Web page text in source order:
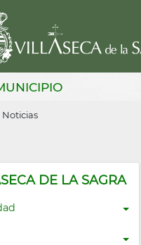
Noticias
DE LA SAGRA